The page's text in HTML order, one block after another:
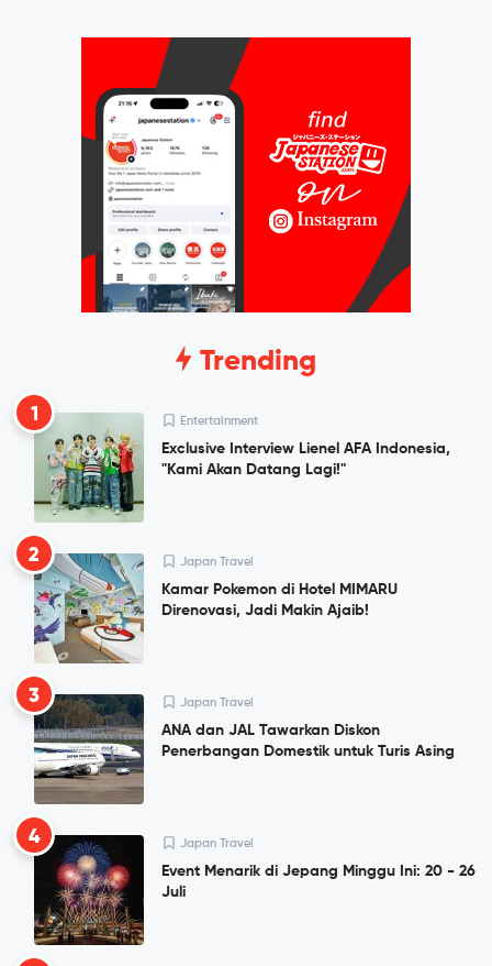
Trending
1 Entertainment
Exclusive Interview Lienel AFA Indonesia,
"Kami Akan Datang Lagi!"
2 Japan Travel
Kamar Pokemon di Hotel MIMARU
Direnovasi, Jadi Makin Ajaib!
3 Japan Travel
ANA dan JAL Tawarkan Diskon
Penerbangan Domestik untuk Turis Asing
4 Japan Travel
Event Menarik di Jepang Minggu Ini: 20 - 26
Juli